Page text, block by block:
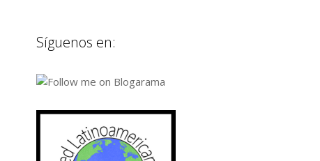
Síguenos en: